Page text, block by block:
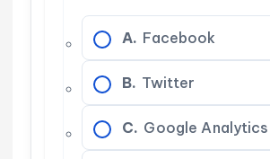
A. Facebook
B. Twitter
C. Google Analytics